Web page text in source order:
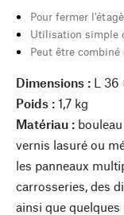
Pour fermer
Utilisation simple
Peut être
Dimensions : L 36
Poids : 1,7 kg
Matériau :
vernis lasuré ou
les panneaux
carrosseries, des
ainsi que